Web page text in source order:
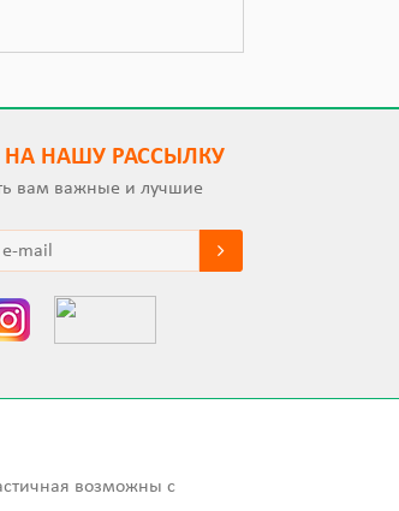
НАШУ РАССЫЛКУ
вам важные и лучшие
возможны с